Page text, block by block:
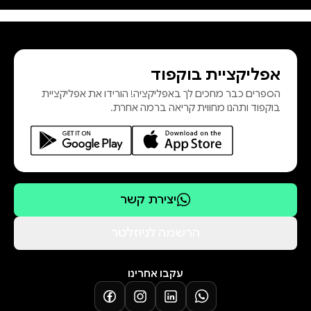
של פינלי דונובן המבדרת." פבלישרז
ויקלי "קוזימנו טווה סיפור מפותל מותח
ומשעשע, מצויד להפליא בכמה דמויות
צבעוניו
אפליקציית בוקפוד
הספרים כבר מחכים לך באפליקציה! הורידו את אפליקציית
בוקפוד ותהנו מחווית קריאה ברמה אחרת.
יצירת קשר
עקבו אחרינו